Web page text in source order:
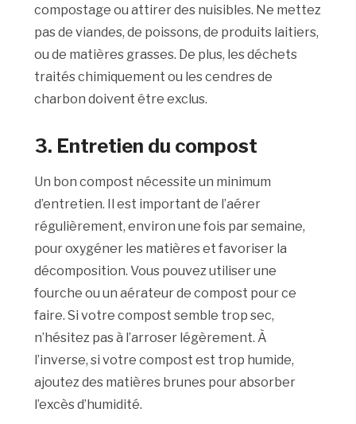
compostage ou attirer des nuisibles. Ne mettez
pas de viandes, de poissons, de produits laitiers,
ou de matières grasses. De plus, les déchets
traités chimiquement ou les cendres de
charbon doivent être exclus.
3. Entretien du compost
Un bon compost nécessite un minimum
d’entretien. Il est important de l’aérer
régulièrement, environ une fois par semaine,
pour oxygéner les matières et favoriser la
décomposition. Vous pouvez utiliser une
fourche ou un aérateur de compost pour ce
faire. Si votre compost semble trop sec,
n’hésitez pas à l’arroser légèrement. À
l’inverse, si votre compost est trop humide,
ajoutez des matières brunes pour absorber
l’excès d’humidité.